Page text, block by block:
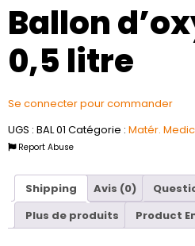
Ballon
0,5 litre
Se connecter pour commander
UGS : BAL 01 Catégorie : Matér.
Report Abuse
Shipping Avis (0)
Plus de produits
Product